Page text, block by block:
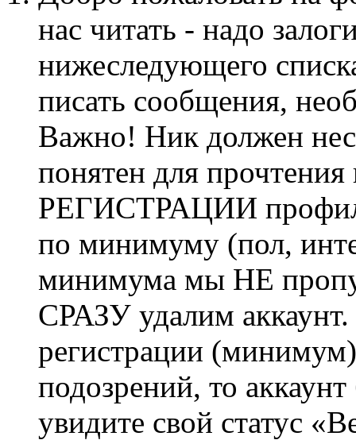
нас читать - надо
нижеследующего
писать сообщения,
Важно! Ник должен
понятен для
РЕГИСТРАЦИИ профиль
по минимуму (пол,
минимума мы НЕ
СРАЗУ удалим
регистрации
подозрений, то
увидите свой статус